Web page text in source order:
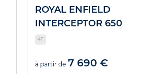
ROYAL ENFIELD
INTERCEPTOR 650
4T
à partir de 7 690 €